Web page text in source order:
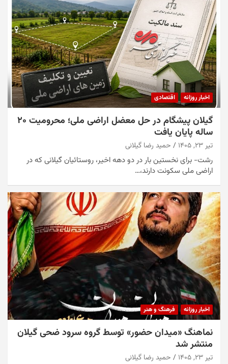
اخبار روزانه اقتصادی
گیلان پیشگام در حل معضل اراضی ملی؛ محرومیت ۲۰
ساله پایان یافت
تیر ۲۳, ۱۴۰۵ حمید رضا گیلانی
رشت- برای نخستین بار در دو دهه اخیر، روستائیان گیلانی که در
اراضی ملی سکونت دارند،…
اخبار روزانه فرهنگ و هنر
نماهنگ «میدان حضور» توسط گروه سرود ضحی گیلان
منتشر شد
تیر ۲۳, ۱۴۰۵ حمید رضا گیلانی